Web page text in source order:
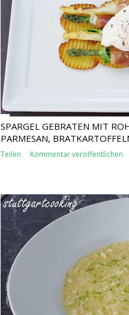
SPARGEL GEBRATEN MIT
PARMESAN,
Teilen Kommentar veröffentlichen